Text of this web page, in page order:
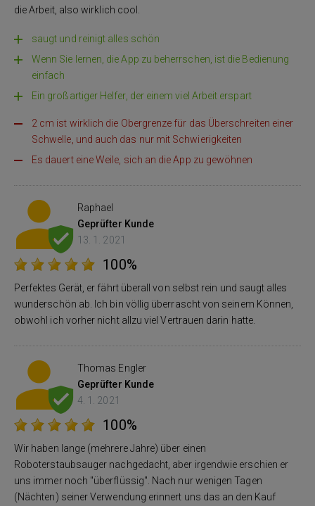
die Arbeit, also wirklich cool.
saugt und reinigt alles schön
Wenn Sie lernen, die App zu beherrschen, ist die Bedienung
einfach
Ein großartiger Helfer, der einem viel Arbeit erspart
2 cm ist wirklich die Obergrenze für das Überschreiten einer
Schwelle, und auch das nur mit Schwierigkeiten
Es dauert eine Weile, sich an die App zu gewöhnen
Raphael
Geprüfter Kunde
13. 1. 2021
100%
Perfektes Gerät, er fährt überall von selbst rein und saugt alles
wunderschön ab. Ich bin völlig überrascht von seinem Können,
obwohl ich vorher nicht allzu viel Vertrauen darin hatte.
Thomas Engler
Geprüfter Kunde
4. 1. 2021
100%
Wir haben lange (mehrere Jahre) über einen
Roboterstaubsauger nachgedacht, aber irgendwie erschien er
uns immer noch "überflüssig". Nach nur wenigen Tagen
(Nächten) seiner Verwendung erinnert uns das an den Kauf